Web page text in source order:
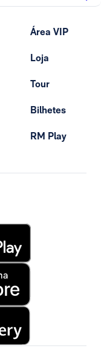
Área VIP
Loja
Tour
Bilhetes
RM Play